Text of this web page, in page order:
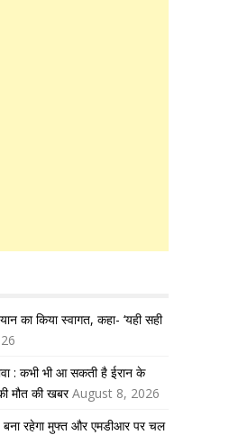
का किया स्वागत, कहा- ‘यही सही
: कभी भी आ सकती है ईरान के
मौत की खबर August 8, 2026
बना रहेगा मुफ्त और एमडीआर पर चल